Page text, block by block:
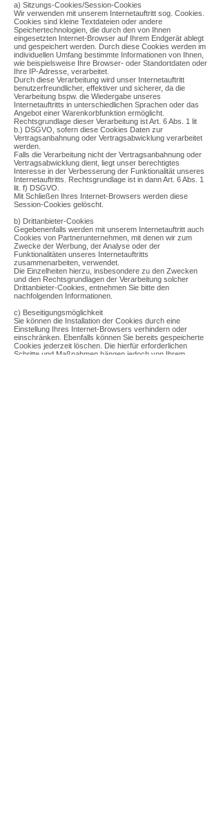
a) Sitzungs-Cookies/Session-Cookies
Wir verwenden mit unserem Internetauftritt sog. Cookies.
Cookies sind kleine Textdateien oder andere
Speichertechnologien, die durch den von Ihnen
eingesetzten Internet-Browser auf Ihrem Endgerät ablegt
und gespeichert werden. Durch diese Cookies werden im
individuellen Umfang bestimmte Informationen von Ihnen,
wie beispielsweise Ihre Browser- oder Standortdaten oder
Ihre IP-Adresse, verarbeitet.
Durch diese Verarbeitung wird unser Internetauftritt
benutzerfreundlicher, effektiver und sicherer, da die
Verarbeitung bspw. die Wiedergabe unseres
Internetauftritts in unterschiedlichen Sprachen oder das
Angebot einer Warenkorbfunktion ermöglicht.
Rechtsgrundlage dieser Verarbeitung ist Art. 6 Abs. 1 lit
b.) DSGVO, sofern diese Cookies Daten zur
Vertragsanbahnung oder Vertragsabwicklung verarbeitet
werden.
Falls die Verarbeitung nicht der Vertragsanbahnung oder
Vertragsabwicklung dient, liegt unser berechtigtes
Interesse in der Verbesserung der Funktionalität unseres
Internetauftritts. Rechtsgrundlage ist in dann Art. 6 Abs. 1
lit. f) DSGVO.
Mit Schließen Ihres Internet-Browsers werden diese
Session-Cookies gelöscht.
b) Drittanbieter-Cookies
Gegebenenfalls werden mit unserem Internetauftritt auch
Cookies von Partnerunternehmen, mit denen wir zum
Zwecke der Werbung, der Analyse oder der
Funktionalitäten unseres Internetauftritts
zusammenarbeiten, verwendet.
Die Einzelheiten hierzu, insbesondere zu den Zwecken
und den Rechtsgrundlagen der Verarbeitung solcher
Drittanbieter-Cookies, entnehmen Sie bitte den
nachfolgenden Informationen.
c) Beseitigungsmöglichkeit
Sie können die Installation der Cookies durch eine
Einstellung Ihres Internet-Browsers verhindern oder
einschränken. Ebenfalls können Sie bereits gespeicherte
Cookies jederzeit löschen. Die hierfür erforderlichen
Schritte und Maßnahmen hängen jedoch von Ihrem